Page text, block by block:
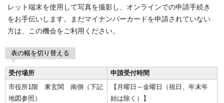
レット端末を使用して写真を撮影し、オンラインでの申請手続き
をお手伝いします。まだマイナンバーカードを申請されていない
方は、この機会をご利用ください。
表の幅を切り替える
受付場所
申請受付時間
市役所1階 東玄関 南側（下記
地図参照）
【月曜日～金曜日（祝日、年末年
始は除く）】